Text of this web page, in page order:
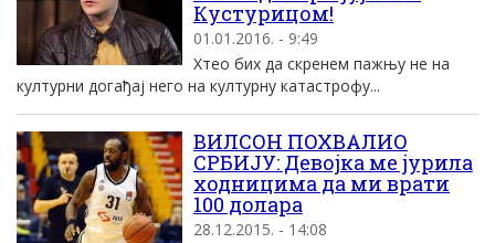
Кустурицом!
01.01.2016. - 9:49
Хтео бих да скренем пажњу не на
културни догађај него на културну катастрофу...
ВИЛСОН ПОХВАЛИО
СРБИЈУ: Девојка ме јурила
ходницима да ми врати
100 долара
28.12.2015. - 14:08